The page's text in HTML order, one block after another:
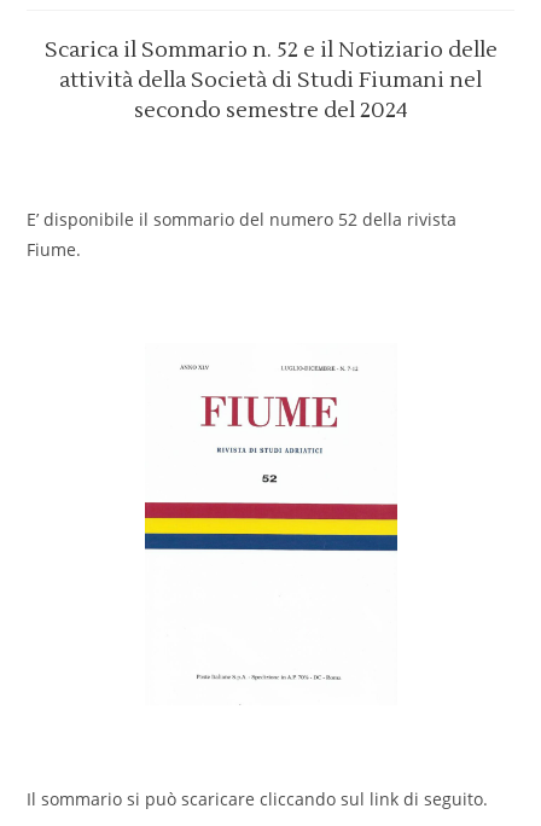
Scarica il Sommario n. 52 e il Notiziario delle
attività della Società di Studi Fiumani nel
secondo semestre del 2024
E’ disponibile il sommario del numero 52 della rivista
Fiume.
Il sommario si può scaricare cliccando sul link di seguito.